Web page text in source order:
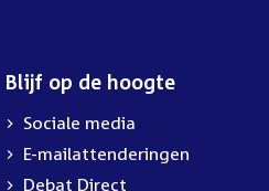
Blijf op de hoogte
Sociale media
E-mailattenderingen
Debat Direct